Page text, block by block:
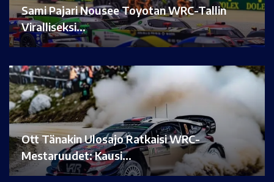
Sami Pajari Nousee Toyotan WRC-Tallin
Viralliseksi…
Ott Tänakin Ulosajo Ratkaisi WRC-
Mestaruudet: Kausi…